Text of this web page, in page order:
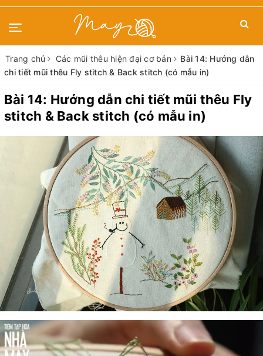
Trang chủ Các mũi thêu hiện đại cơ bản
Bài 14: Hướng dẫn
chi tiết mũi thêu Fly stitch & Back stitch (có mẫu in)
Bài 14: Hướng dẫn chi tiết mũi thêu Fly
stitch & Back stitch (có mẫu in)